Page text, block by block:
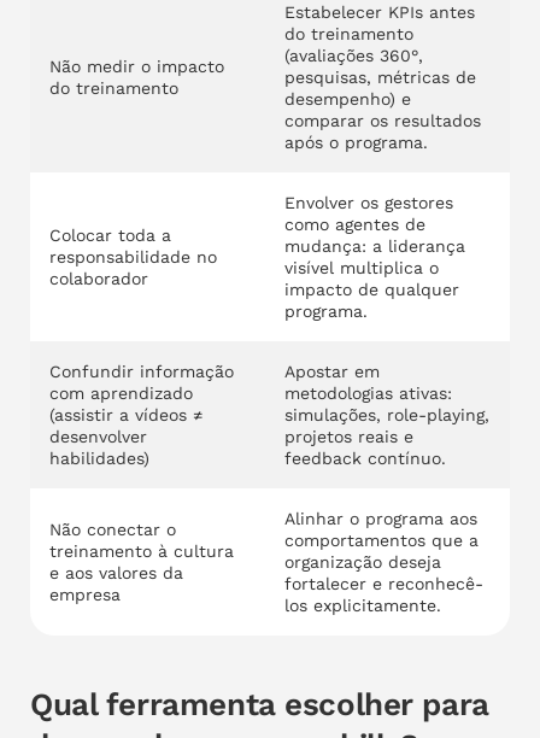
Não medir o impacto
do treinamento
Estabelecer KPIs antes
do treinamento
(avaliações 360°,
pesquisas, métricas de
desempenho) e
comparar os resultados
após o programa.
Colocar toda a
responsabilidade no
colaborador
Envolver os gestores
como agentes de
mudança: a liderança
visível multiplica o
impacto de qualquer
programa.
Confundir informação
com aprendizado
(assistir a vídeos ≠
desenvolver
habilidades)
Apostar em
metodologias ativas:
simulações, role-playing,
projetos reais e
feedback contínuo.
Não conectar o
treinamento à cultura
e aos valores da
empresa
Alinhar o programa aos
comportamentos que a
organização deseja
fortalecer e reconhecê-
los explicitamente.
Qual ferramenta escolher para